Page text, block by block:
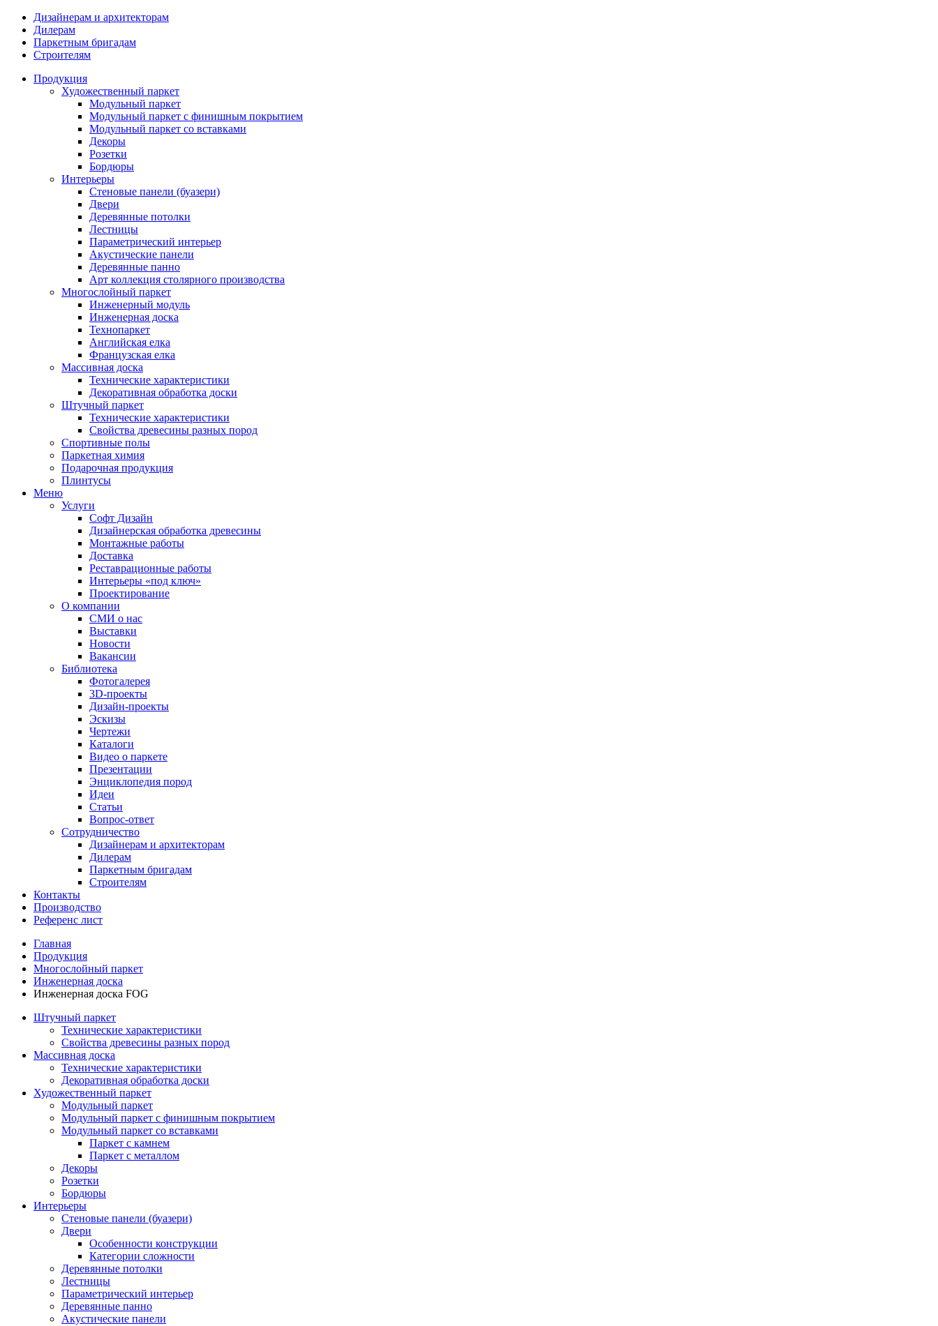
Дизайнерам и архитекторам
Дилерам
Паркетным бригадам
Строителям
Продукция
Художественный паркет
Модульный паркет
Модульный паркет с финишным покрытием
Модульный паркет со вставками
Декоры
Розетки
Бордюры
Интерьеры
Стеновые панели (буазери)
Двери
Деревянные потолки
Лестницы
Параметрический интерьер
Акустические панели
Деревянные панно
Арт коллекция столярного производства
Многослойный паркет
Инженерный модуль
Инженерная доска
Технопаркет
Английская елка
Французская елка
Массивная доска
Технические характеристики
Декоративная обработка доски
Штучный паркет
Технические характеристики
Свойства древесины разных пород
Спортивные полы
Паркетная химия
Подарочная продукция
Плинтусы
Меню
Услуги
Софт Дизайн
Дизайнерская обработка древесины
Монтажные работы
Доставка
Реставрационные работы
Интерьеры «под ключ»
Проектирование
О компании
СМИ о нас
Выставки
Новости
Вакансии
Библиотека
Фотогалерея
3D-проекты
Дизайн-проекты
Эскизы
Чертежи
Каталоги
Видео о паркете
Презентации
Энциклопедия пород
Идеи
Статьи
Вопрос-ответ
Сотрудничество
Дизайнерам и архитекторам
Дилерам
Паркетным бригадам
Строителям
Контакты
Производство
Референс лист
Главная
Продукция
Многослойный паркет
Инженерная доска
Инженерная доска FOG
Штучный паркет
Технические характеристики
Свойства древесины разных пород
Массивная доска
Технические характеристики
Декоративная обработка доски
Художественный паркет
Модульный паркет
Модульный паркет с финишным покрытием
Модульный паркет со вставками
Паркет с камнем
Паркет с металлом
Декоры
Розетки
Бордюры
Интерьеры
Стеновые панели (буазери)
Двери
Особенности конструкции
Категории сложности
Деревянные потолки
Лестницы
Параметрический интерьер
Деревянные панно
Акустические панели